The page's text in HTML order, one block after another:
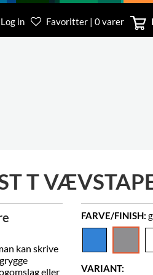
in Favoritter | 0 varer
Kundeservice
76 78 26 11
T
kan skrive
eller
FARVE/FINISH:
VARIANT: